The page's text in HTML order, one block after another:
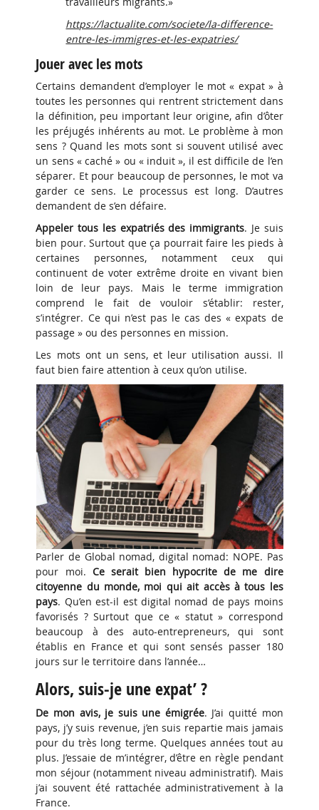
https://lactualite.com/societe/la-difference-
entre-les-immigres-et-les-expatries/
Jouer avec les mots
Certains demandent d’employer le mot « expat » à
toutes les personnes qui rentrent strictement dans
la définition, peu important leur origine, afin d’ôter
les préjugés inhérents au mot. Le problème à mon
sens ? Quand les mots sont si souvent utilisé avec
un sens « caché » ou « induit », il est difficile de l’en
séparer. Et pour beaucoup de personnes, le mot va
garder ce sens. Le processus est long. D’autres
demandent de s’en défaire.
Appeler tous les expatriés des immigrants. Je suis
bien pour. Surtout que ça pourrait faire les pieds à
certaines personnes, notamment ceux qui
continuent de voter extrême droite en vivant bien
loin de leur pays. Mais le terme immigration
comprend le fait de vouloir s’établir: rester,
s’intégrer. Ce qui n’est pas le cas des « expats de
passage » ou des personnes en mission.
Les mots ont un sens, et leur utilisation aussi. Il
faut bien faire attention à ceux qu’on utilise.
Parler de Global nomad, digital nomad: NOPE. Pas
pour moi. Ce serait bien hypocrite de me dire
citoyenne du monde, moi qui ait accès à tous les
pays. Qu’en est-il est digital nomad de pays moins
favorisés ? Surtout que ce « statut » correspond
beaucoup à des auto-entrepreneurs, qui sont
établis en France et qui sont sensés passer 180
jours sur le territoire dans l’année…
Alors, suis-je une expat’ ?
De mon avis, je suis une émigrée. J’ai quitté mon
pays, j’y suis revenue, j’en suis repartie mais jamais
pour du très long terme. Quelques années tout au
plus. J’essaie de m’intégrer, d’être en règle pendant
mon séjour (notamment niveau administratif). Mais
j’ai souvent été rattachée administrativement à la
France.